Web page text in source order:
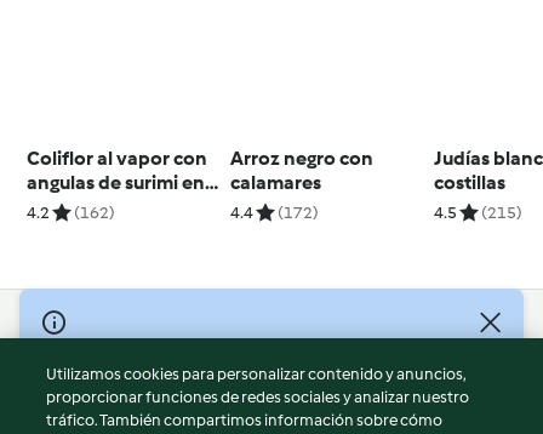
Coliflor al vapor con
angulas de surimi en
vinagreta de
4.2 (162)
Arroz negro con
calamares
4.4 (172)
Judías
costillas
4.5 (215)
© Copyright 2026
Términos de uso
Política de privacidad
Utilizamos cookies para personalizar contenido y anuncios,
proporcionar funciones de redes sociales y analizar nuestro
tráfico. También compartimos información sobre cómo